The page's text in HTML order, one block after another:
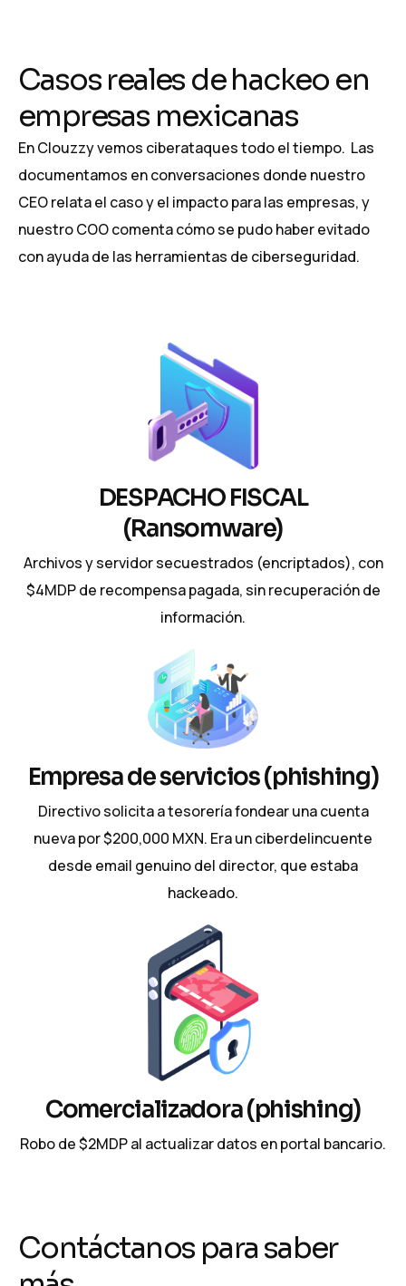
Casos reales de hackeo en
empresas mexicanas
En Clouzzy vemos ciberataques todo el tiempo. Las
documentamos en conversaciones donde nuestro
CEO relata el caso y el impacto para las empresas, y
nuestro COO comenta cómo se pudo haber evitado
con ayuda de las herramientas de ciberseguridad.
DESPACHO FISCAL
(Ransomware)
Archivos y servidor secuestrados (encriptados), con
$4MDP de recompensa pagada, sin recuperación de
información.
Empresa de servicios (phishing)
Directivo solicita a tesorería fondear una cuenta
nueva por $200,000 MXN. Era un ciberdelincuente
desde email genuino del director, que estaba
hackeado.
Comercializadora (phishing)
Robo de $2MDP al actualizar datos en portal bancario.
Contáctanos para saber